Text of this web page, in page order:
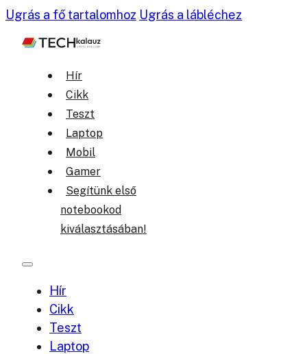
Ugrás a fő tartalomhoz Ugrás a lábléchez
Hír
Cikk
Teszt
Laptop
Mobil
Gamer
Segítünk első
notebookod
kiválasztásában!
Hír
Cikk
Teszt
Laptop